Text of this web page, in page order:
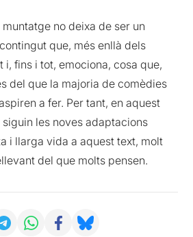
no deixa de ser un
que, més enllà dels
i, fins i tot, emociona, cosa que,
del que la majoria de comèdies
a fer. Per tant, en aquest
les noves adaptacions
i llarga vida a aquest text, molt
del que molts pensen.